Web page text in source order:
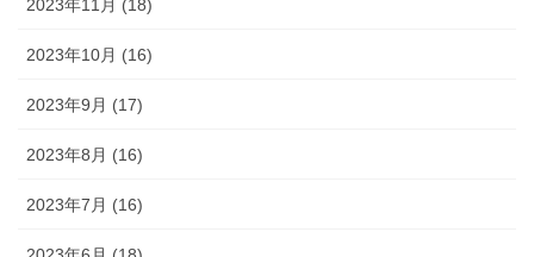
2023年11月 (18)
2023年10月 (16)
2023年9月 (17)
2023年8月 (16)
2023年7月 (16)